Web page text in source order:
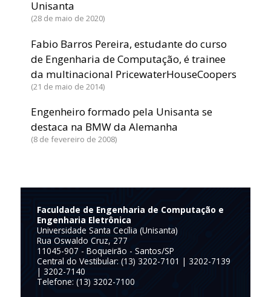
Unisanta
28 de maio de 2020
Fabio Barros Pereira, estudante do curso
de Engenharia de Computação, é trainee
da multinacional PricewaterHouseCoopers
21 de maio de 2014
Engenheiro formado pela Unisanta se
destaca na BMW da Alemanha
8 de fevereiro de 2008
Faculdade de Engenharia de Computação e
Engenharia Eletrônica
Universidade Santa Cecília (Unisanta)
Rua Oswaldo Cruz, 277
11045-907 - Boqueirão - Santos/SP
Central do Vestibular: (13) 3202-7101 | 3202-7139
| 3202-7140
Telefone: (13) 3202-7100